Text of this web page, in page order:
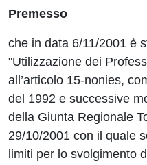
Premesso
che in data 6/11/2001 è
"Utilizzazione dei
all’articolo 15-nonies,
del 1992 e successive
della Giunta Regionale
29/10/2001 con il quale
limiti per lo svolgimento